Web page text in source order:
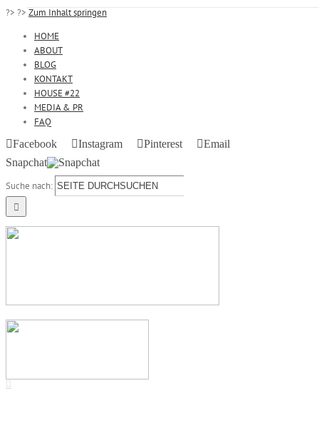
?> ?> Zum Inhalt springen
HOME
ABOUT
BLOG
KONTAKT
HOUSE #22
MEDIA & PR
FAQ
Facebook
Instagram Pinterest
Email
Snapchat
Suche nach: